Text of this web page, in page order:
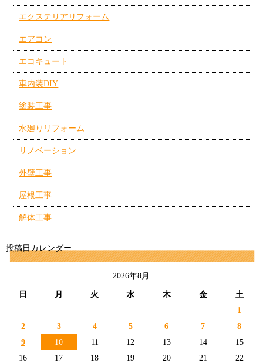
エクステリアリフォーム
エアコン
エコキュート
車内装DIY
塗装工事
水廻りリフォーム
リノベーション
外壁工事
屋根工事
解体工事
投稿日カレンダー
2026年8月
日 月 火 水 木 金
土
1
2
3 4 5 6 7
8
9
10 11 12 13 14
15
16
17 18 19 20 21 22